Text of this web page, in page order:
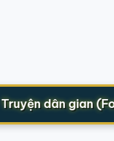
Truyện dân gian